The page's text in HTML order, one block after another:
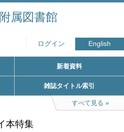
属図書館
ログイン English
新着資料
雑誌タイトル索引
すべて見る
本特集